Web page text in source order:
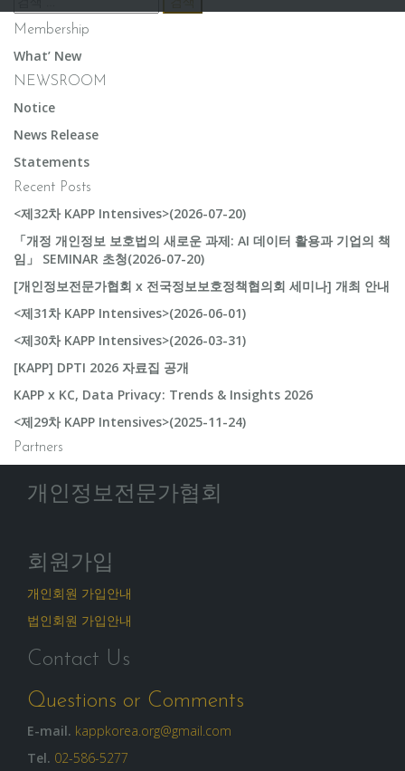
색:
Membership
What’ New
NEWSROOM
Notice
News Release
Statements
Recent Posts
<제32차 KAPP Intensives>(2026-07-20)
「개정 개인정보 보호법의 새로운 과제: AI 데이터 활용과 기업의 책
임」 SEMINAR 초청(2026-07-20)
[개인정보전문가협회 x 전국정보보호정책협의회 세미나] 개최 안내
<제31차 KAPP Intensives>(2026-06-01)
<제30차 KAPP Intensives>(2026-03-31)
[KAPP] DPTI 2026 자료집 공개
KAPP x KC, Data Privacy: Trends & Insights 2026
<제29차 KAPP Intensives>(2025-11-24)
Partners
개인정보전문가협회
회원가입
개인회원 가입안내
법인회원 가입안내
Contact Us
Questions or Comments
E-mail. kappkorea.org@gmail.com
Tel. 02-586-5277